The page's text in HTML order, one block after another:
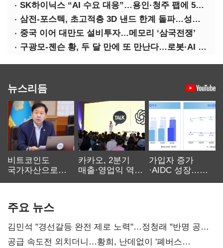
SK하이닉스 “AI 수요 대응”…용인·청주 팹에 54조 투자
삼전-포스텍, 초고적층 3D 낸드 한계 돌파…성능·전력효율 개선
중국 이어 대만도 설비투자…메모리 ‘삼국전쟁’
구광모-젠슨 황, 두 달 만에 또 만난다…로봇·AI 등 논의
뉴스리듬
비트코인도
국가자산으로…'
카카오, 2분기
매출·영업익 역대
가입자 증가
·AIDC 성장…
주요 뉴스
김민석 "경선갈등 완전 제로 노력"…정청래 "반명 공세
사과부터"
공급 속도전 외치더니…황희, 난데없이 '폐버스